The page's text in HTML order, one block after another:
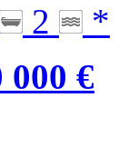
2
*
000 €